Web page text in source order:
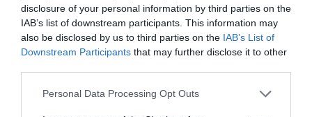
disclosure of your personal information by third parties on the
IAB’s list of downstream participants. This information may
also be disclosed by us to third parties on the IAB’s List of
Downstream Participants that may further disclose it to other
Please note that this website/app uses one or more Google
Personal Data Processing Opt Outs
Τα εργαλεία Generative AI είναι εδώ και είναι
έτοιμα να φέρουν επανάσταση στον τρόπο που
εργαζόμαστε. Αλλά… τι είναι;
τεχνητή νοημοσύνη, για να μας βοηθήσουν να
πλοηγηθούμε στην καθημερινότητά μας με